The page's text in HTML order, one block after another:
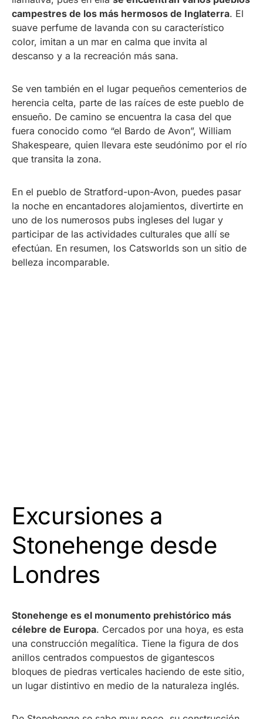
campestres de los más hermosos de Inglaterra. El
suave perfume de lavanda con su característico
color, imitan a un mar en calma que invita al
descanso y a la recreación más sana.
Se ven también en el lugar pequeños cementerios de
herencia celta, parte de las raíces de este pueblo de
ensueño. De camino se encuentra la casa del que
fuera conocido como “el Bardo de Avon”, William
Shakespeare, quien llevara este seudónimo por el río
que transita la zona.
En el pueblo de Stratford-upon-Avon, puedes pasar
la noche en encantadores alojamientos, divertirte en
uno de los numerosos pubs ingleses del lugar y
participar de las actividades culturales que allí se
efectúan. En resumen, los Catsworlds son un sitio de
belleza incomparable.
Excursiones a
Stonehenge desde
Londres
Stonehenge es el monumento prehistórico más
célebre de Europa. Cercados por una hoya, es esta
una construcción megalítica. Tiene la figura de dos
anillos centrados compuestos de gigantescos
bloques de piedras verticales haciendo de este sitio,
un lugar distintivo en medio de la naturaleza inglés.